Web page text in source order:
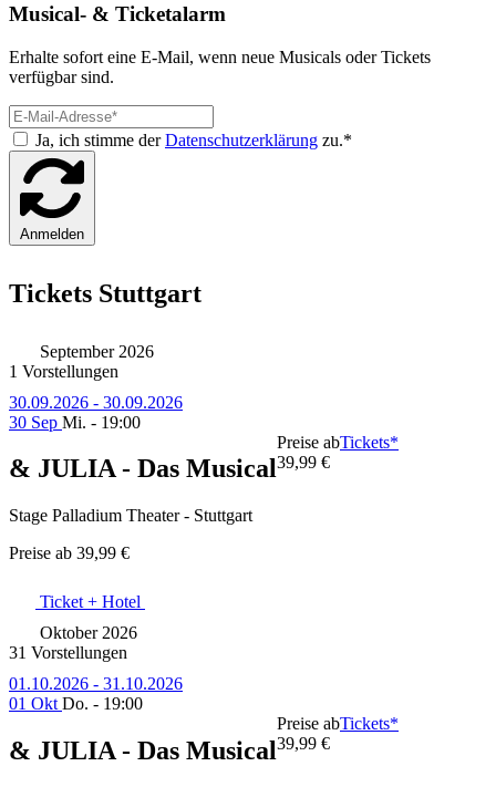
Musical- & Ticketalarm
Erhalte sofort eine E-Mail, wenn neue Musicals oder Tickets
verfügbar sind.
Ja, ich stimme derDatenschutzerklärung zu.*
Anmelden
Tickets Stuttgart
September 2026
1 Vorstellungen
30.09.2026 - 30.09.2026
30 Sep Mi. - 19:00
& JULIA - Das Musical
Stage Palladium Theater - Stuttgart
Preise ab 39,99 €
Preise ab
39,99 €
Tickets*
Ticket + Hotel
Oktober 2026
31 Vorstellungen
01.10.2026 - 31.10.2026
01 Okt Do. - 19:00
& JULIA - Das Musical
Preise ab
39,99 €
Tickets*